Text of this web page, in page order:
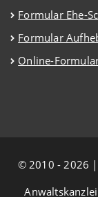
Formular Ehe-
Formular
Online-
© 2010 - 2026 |